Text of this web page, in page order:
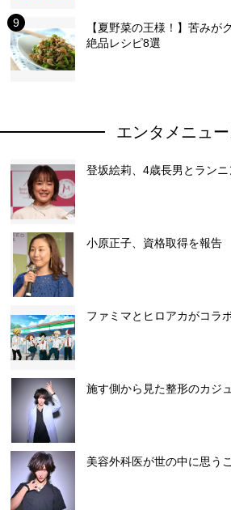
【夏野菜の王様！】苦みが
絶品レシピ8選
エンタメニュー
登坂絵莉、4歳長男とランニ
小原正子、資格取得を報告
ファミマとヒロアカがコラ
施す側から見た整形のカジ
美容外科医が世の中に思う